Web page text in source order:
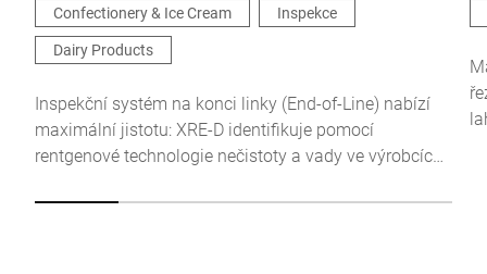
Anti-Robot Verification
Confectionery & Ice Cream
Inspekce
Dairy Products
Inspekční systém na konci linky (End-of-Line) nabízí
maximální jistotu: XRE-D identifikuje pomocí
rentgenové technologie nečistoty a vady ve výrobcích
těles detekuje chybějící, vadné nebo deformované